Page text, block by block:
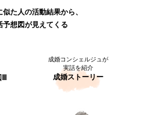
似た人の活動結果から、
予想図が見えてくる
成婚コンシェルジュが
実話を紹介
成婚ストーリー